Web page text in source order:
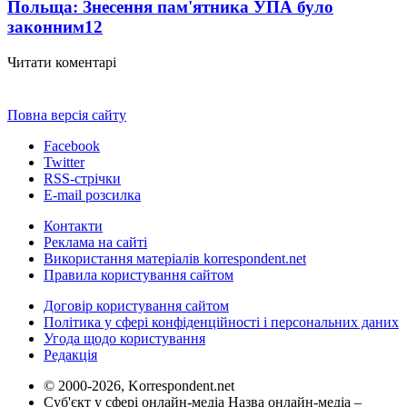
Польща: Знесення пам'ятника УПА було
законним12
Читати коментарі
Повна версія сайту
Facebook
Twitter
RSS-стрічки
E-mail розсилка
Контакти
Реклама на сайті
Використання матеріалів korrespondent.net
Правила користування сайтом
Договір користування сайтом
Політика у сфері конфіденційності і персональних даних
Угода щодо користування
Редакція
© 2000-2026, Korrespondent.net
Суб'єкт у сфері онлайн-медіа Назва онлайн-медіа –